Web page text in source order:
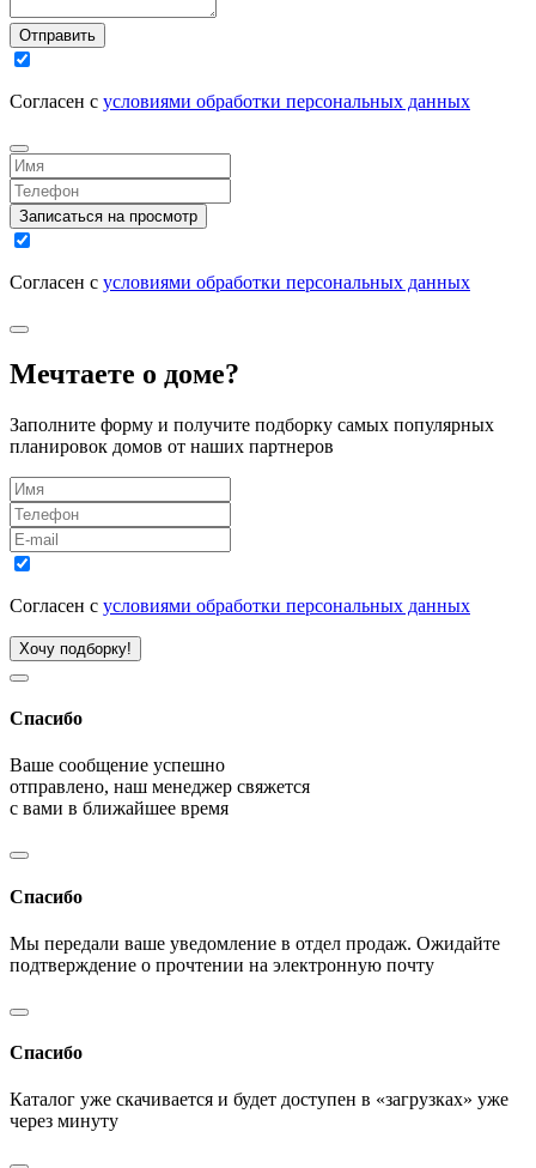
Отправить
Согласен с условиями обработки персональных данных
Записаться на просмотр
Согласен с условиями обработки персональных данных
Мечтаете о доме?
Заполните форму и получите подборку самых популярных
планировок домов от наших партнеров
Согласен с условиями обработки персональных данных
Хочу подборку!
Спасибо
Ваше сообщение успешно
отправлено, наш менеджер свяжется
с вами в ближайшее время
Спасибо
Мы передали ваше уведомление в отдел продаж. Ожидайте
подтверждение о прочтении на электронную почту
Спасибо
Каталог уже скачивается и будет доступен в «загрузках» уже
через минуту